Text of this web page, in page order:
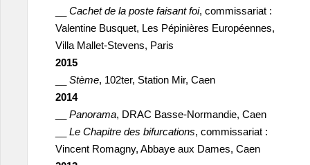
Cachet de la poste faisant foi, commissariat :
Valentine Busquet, Les Pépinières Européennes,
Villa Mallet-Stevens, Paris
2015
Stème, 102ter, Station Mir, Caen
2014
Panorama, DRAC Basse-Normandie, Caen
Le Chapitre des bifurcations, commissariat :
Vincent Romagny, Abbaye aux Dames, Caen